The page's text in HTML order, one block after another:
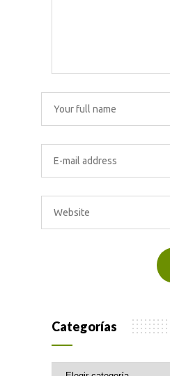
Categorías
Categorías